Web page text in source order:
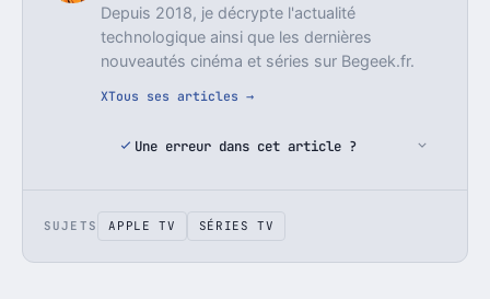
Depuis 2018, je décrypte l'actualité
technologique ainsi que les dernières
nouveautés cinéma et séries sur Begeek.fr.
XTous ses articles →
Une erreur dans cet article ?
SUJETS APPLE TV SÉRIES TV